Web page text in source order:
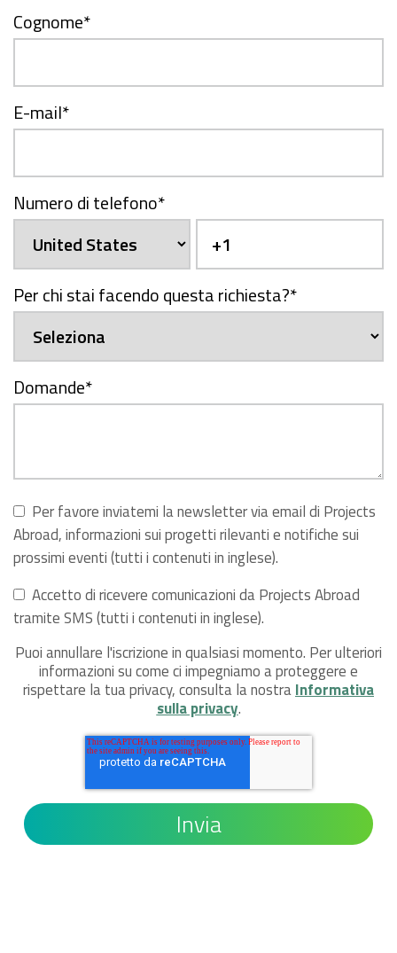
Cognome*
E-mail*
Numero di telefono*
Per chi stai facendo questa richiesta?*
Domande*
Per favore inviatemi la newsletter via email di Projects
Abroad, informazioni sui progetti rilevanti e notifiche sui
prossimi eventi (tutti i contenuti in inglese).
Accetto di ricevere comunicazioni da Projects Abroad
tramite SMS (tutti i contenuti in inglese).
Puoi annullare l'iscrizione in qualsiasi momento. Per ulteriori
informazioni su come ci impegniamo a proteggere e
rispettare la tua privacy, consulta la nostraInformativa
sulla privacy.